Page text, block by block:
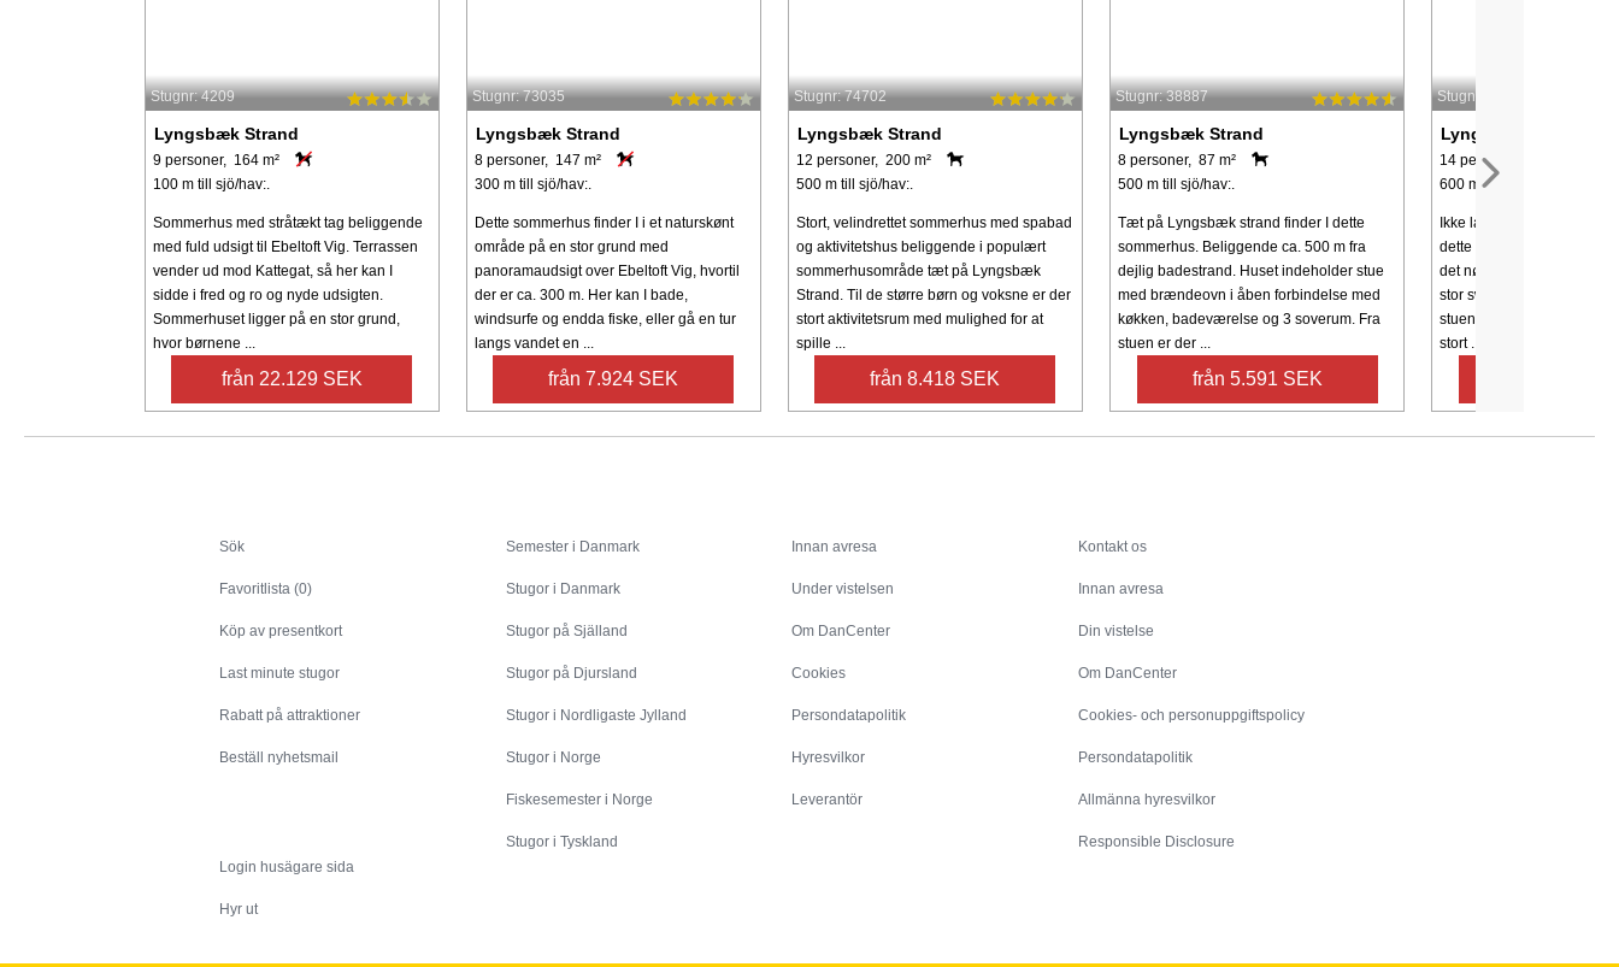
Stugnr: 4209
Lyngsbæk Strand
9 personer, 164 m²
100 m till sjö/hav:.
Sommerhus med stråtækt tag beliggende
med fuld udsigt til Ebeltoft Vig. Terrassen
vender ud mod Kattegat, så her kan I
sidde i fred og ro og nyde udsigten.
Sommerhuset ligger på en stor grund,
hvor børnene ...
från 22.129 SEK
Stugnr: 73035
Lyngsbæk Strand
8 personer, 147 m²
300 m till sjö/hav:.
Dette sommerhus finder I i et naturskønt
område på en stor grund med
panoramaudsigt over Ebeltoft Vig, hvortil
der er ca. 300 m. Her kan I bade,
windsurfe og endda fiske, eller gå en tur
langs vandet en ...
från 7.924 SEK
Stugnr: 74702
Lyngsbæk Strand
12 personer, 200 m²
500 m till sjö/hav:.
Stort, velindrettet sommerhus med spabad
og aktivitetshus beliggende i populært
sommerhusområde tæt på Lyngsbæk
Strand. Til de større børn og voksne er der
stort aktivitetsrum med mulighed for at
spille ...
från 8.418 SEK
Stugnr: 38887
Lyngsbæk Strand
8 personer, 87 m²
500 m till sjö/hav:.
Tæt på Lyngsbæk strand finder I dette
sommerhus. Beliggende ca. 500 m fra
dejlig badestrand. Huset indeholder stue
med brændeovn i åben forbindelse med
køkken, badeværelse og 3 soverum. Fra
stuen er der ...
från 5.591 SEK
Stugnr: 70437
Lyngsbæk Strand
14 personer, 172 m²
600 m till sjö/hav:.
Ikke langt fra Lyngsbæk
dette store sommerhus,
det nødvendige til en god
stor swimmingpool,
stuen kan I holde øje med
stort ...
Sök
Favoritlista (0)
Köp av presentkort
Last minute stugor
Rabatt på attraktioner
Beställ nyhetsmail
Login husägare sida
Hyr ut
Semester i Danmark
Stugor i Danmark
Stugor på Själland
Stugor på Djursland
Stugor i Nordligaste Jylland
Stugor i Norge
Fiskesemester i Norge
Stugor i Tyskland
Innan avresa
Under vistelsen
Om DanCenter
Cookies
Persondatapolitik
Hyresvilkor
Leverantör
Kontakt os
Innan avresa
Din vistelse
Om DanCenter
Cookies- och personuppgiftspolicy
Persondatapolitik
Allmänna hyresvilkor
Responsible Disclosure